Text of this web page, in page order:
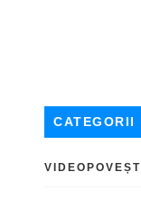
CATEGORII
VIDEOPOVEȘTI